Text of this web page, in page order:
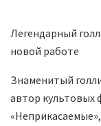
Легендарный
новой работе
Знаменитый
автор